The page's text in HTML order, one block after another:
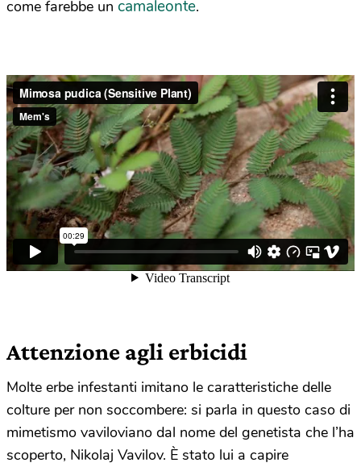
come farebbe un camaleonte.
Attenzione agli erbicidi
Molte erbe infestanti imitano le caratteristiche delle
colture per non soccombere: si parla in questo caso di
mimetismo vaviloviano dal nome del genetista che l’ha
scoperto, Nikolaj Vavilov. È stato lui a capire